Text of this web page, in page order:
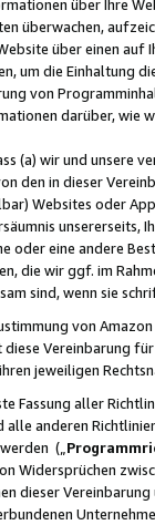
über Ihre
überwachen,
über einen
um die Einhaltung
von
darüber, wie
(a) wir und
den in dieser
Websites oder
unsererseits,
eine andere
die wir ggf. im
sind, wenn sie
von
Vereinbarung
jeweiligen
Fassung aller
anderen
(„
Widersprüchen
dieser